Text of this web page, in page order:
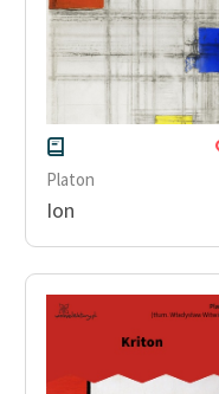
Deklaracja dostępności
Platon
Ion